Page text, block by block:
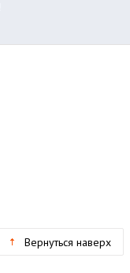
Вернуться наверх